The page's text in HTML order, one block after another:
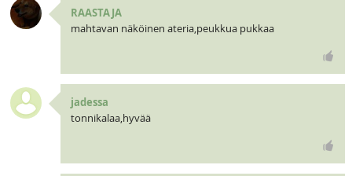
RAASTAJA
mahtavan näköinen ateria,peukkua pukkaa
jadessa
tonnikalaa,hyvää